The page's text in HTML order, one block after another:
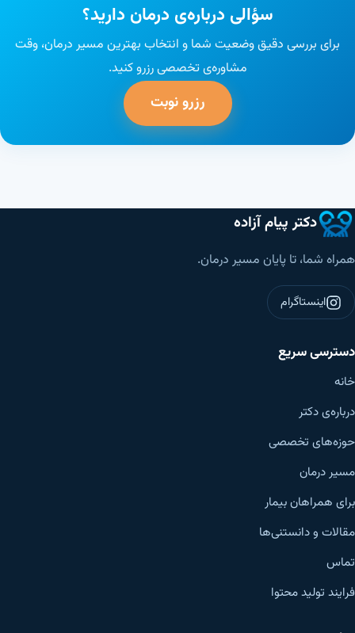
سؤالی درباره‌ی درمان دارید؟
برای بررسی دقیق وضعیت شما و انتخاب بهترین مسیر درمان، وقت
مشاوره‌ی تخصصی رزرو کنید.
رزرو نوبت
دکتر پیام آزاده
همراه شما، تا پایان مسیر درمان.
اینستاگرام
دسترسی سریع
خانه
درباره‌ی دکتر
حوزه‌های تخصصی
مسیر درمان
برای همراهان بیمار
مقالات و دانستنی‌ها
تماس
فرایند تولید محتوا